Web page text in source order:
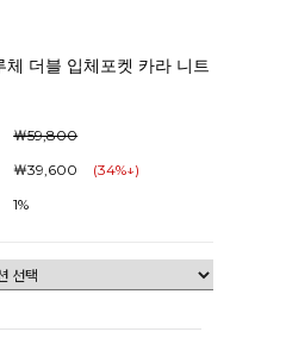
체 더블 입체포켓 카라 니트
￦59,800
￦39,600 (34%↓)
1%